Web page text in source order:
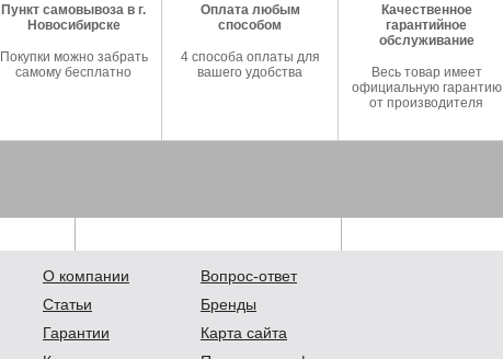
Пункт самовывоза в г.
Новосибирске
Покупки можно забрать
самому бесплатно
Оплата любым
способом
4 способа оплаты для
вашего удобства
Качественное
гарантийное
обслуживание
Весь товар имеет
официальную гарантию
от производителя
О компании
Статьи
Гарантии
Вопрос-ответ
Бренды
Карта сайта